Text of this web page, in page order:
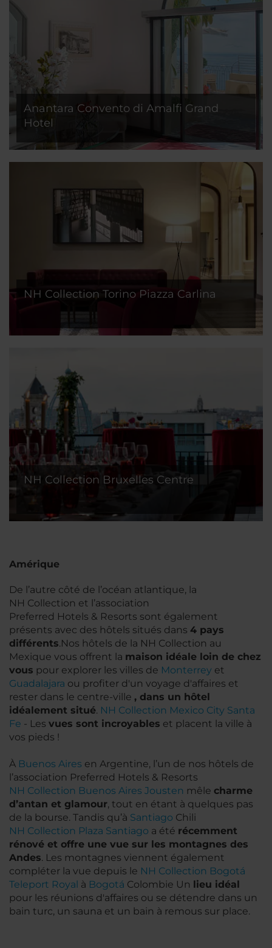
Anantara Convento di Amalfi Grand
Hotel
NH Collection Torino Piazza Carlina
NH Collection Bruxelles Centre
Amérique
De l’autre côté de l’océan atlantique, la
NH Collection et l’association
Preferred Hotels & Resorts sont également
présents avec des hôtels situés dans 4 pays
différents.Nos hôtels de la NH Collection au
Mexique vous offrent la maison idéale loin de chez
vous pour explorer les villes de Monterrey et
Guadalajara ou profiter d'un voyage d'affaires et
rester dans le centre-ville , dans un hôtel
idéalement situé. NH Collection Mexico City Santa
Fe - Les vues sont incroyables et placent la ville à
vos pieds !
À Buenos Aires en Argentine, l’un de nos hôtels de
l’association Preferred Hotels & Resorts
NH Collection Buenos Aires Jousten mêle charme
d’antan et glamour, tout en étant à quelques pas
de la bourse. Tandis qu’à Santiago Chili
NH Collection Plaza Santiago a été récemment
rénové et offre une vue sur les montagnes des
Andes. Les montagnes viennent également
compléter la vue depuis le NH Collection Bogotá
Teleport Royal à Bogotá Colombie Un
lieu idéal
pour les réunions d'affaires ou se détendre dans un
bain turc, un sauna et un bain à remous sur place.